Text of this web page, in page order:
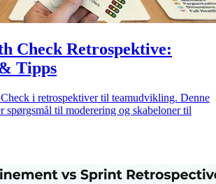
Check Retrospektive:
Tipps
i retrospektiver til teamudvikling. Denne
spørgsmål til moderering og skabeloner til